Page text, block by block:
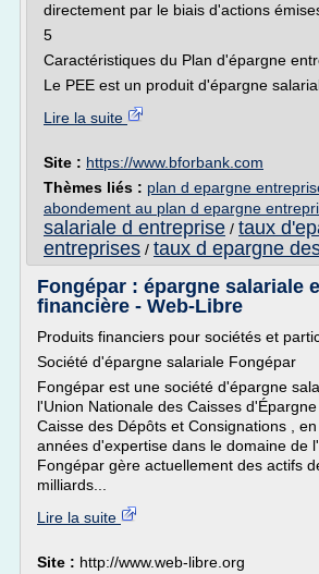
directement par le biais d'actions
5
Caractéristiques du Plan d'épargne
Le PEE est un produit d'épargne
Lire la suite
Site : https://www.bforbank.com
Thèmes liés : plan d epargne
abondement au plan d epargne
salariale d entreprise / taux
entreprises / taux d epargne
Fongépar : épargne salariale
financière - Web-Libre
Produits financiers pour sociétés et
Société d'épargne salariale Fongépar
Fongépar est une société d'épargne
l'Union Nationale des Caisses
Caisse des Dépôts et Consignations ,
années d'expertise dans le domaine de
Fongépar gère actuellement des actifs
milliards...
Lire la suite
Site : http://www.web-libre.org